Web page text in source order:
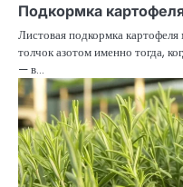
Подкормка
Листовая подкормка
толчок азотом именно тогда,
— в…